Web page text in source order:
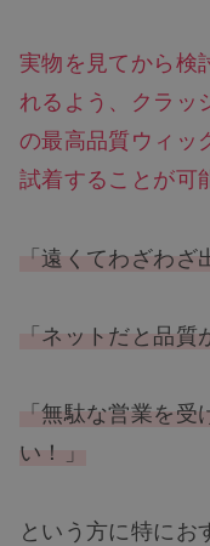
実物を見てから検
れるよう、クラッ
の最高品質ウィッ
試着することが可
「遠くてわざわ
「ネットだと品質
「無駄な営業を
い！」
という方に特にお